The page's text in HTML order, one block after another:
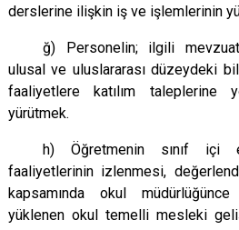
derslerine ilişkin iş ve işlemlerinin
ğ) Personelin; ilgili
ulusal ve uluslararası düzeydeki
faaliyetlere katılım
yürütmek.
h) Öğretmenin sınıf içi
faaliyetlerinin izlenmesi,
kapsamında okul müdürlüğünce
yüklenen okul temelli mesleki